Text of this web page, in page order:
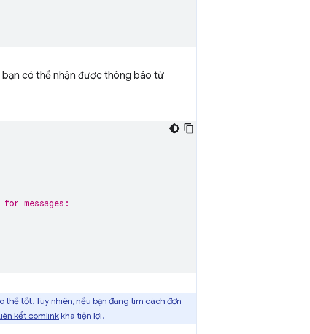
bạn có thể nhận được thông báo từ
messages:
tốt. Tuy nhiên, nếu bạn đang tìm cách đơn
kết comlinkkhá tiện lợi.